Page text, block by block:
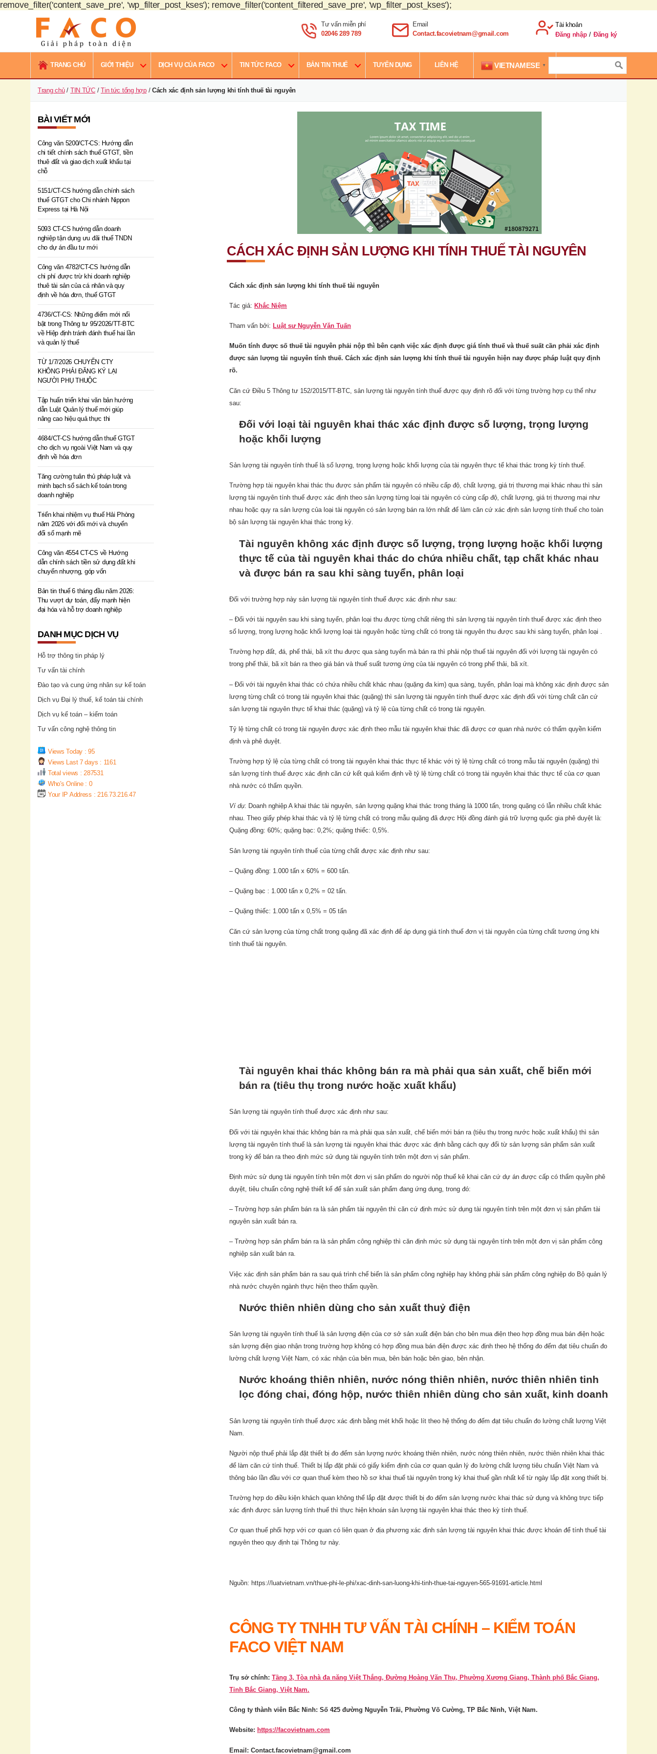
remove_filter('content_save_pre', 'wp_filter_post_kses'); remove_filter('content_filtered_save_pre', 'wp_filter_post_kses');
FACO
Việt
Nam
Tư vấn miễn phí
02046 289 789
Email
Contact.facovietnam@gmail.com
Tài khoản
Đăng nhập / Đăng ký
TRANG CHỦ GIỚI THIỆU DỊCH VỤ CỦA FACO TIN TỨC FACO BẢN TIN THUẾ TUYỂN DỤNG LIÊN HỆ VIETNAMESE ▼
Trang chủ/ TIN TỨC/Tin tức tổng hợp/ Cách xác định sản lượng khi tính thuế tài nguyên
CÁCH XÁC ĐỊNH SẢN LƯỢNG KHI TÍNH THUẾ TÀI NGUYÊN
Cách xác định sản lượng khi tính thuế tài nguyên
Tác giả: Khắc Niệm
Tham vấn bởi: Luật sư Nguyễn Văn Tuấn
Muốn tính được số thuế tài nguyên phải nộp thì bên cạnh việc xác định được giá tính thuế và thuế suất cần phải xác định
được sản lượng tài nguyên tính thuế. Cách xác định sản lượng khi tính thuế tài nguyên hiện nay được pháp luật quy định
rõ.
Căn cứ Điều 5 Thông tư 152/2015/TT-BTC, sản lượng tài nguyên tính thuế được quy định rõ đối với từng trường hợp cụ thể như
sau:
Đối với loại tài nguyên khai thác xác định được số lượng, trọng lượng
hoặc khối lượng
Sản lượng tài nguyên tính thuế là số lượng, trọng lượng hoặc khối lượng của tài nguyên thực tế khai thác trong kỳ tính thuế.
Trường hợp tài nguyên khai thác thu được sản phẩm tài nguyên có nhiều cấp độ, chất lượng, giá trị thương mại khác nhau thì sản
lượng tài nguyên tính thuế được xác định theo sản lượng từng loại tài nguyên có cùng cấp độ, chất lượng, giá trị thương mại như
nhau hoặc quy ra sản lượng của loại tài nguyên có sản lượng bán ra lớn nhất để làm căn cứ xác định sản lượng tính thuế cho toàn
bộ sản lượng tài nguyên khai thác trong kỳ.
Tài nguyên không xác định được số lượng, trọng lượng hoặc khối lượng
thực tế của tài nguyên khai thác do chứa nhiều chất, tạp chất khác nhau
và được bán ra sau khi sàng tuyển, phân loại
Đối với trường hợp này sản lượng tài nguyên tính thuế được xác định như sau:
– Đối với tài nguyên sau khi sàng tuyển, phân loại thu được từng chất riêng thì sản lượng tài nguyên tính thuế được xác định theo
số lượng, trọng lượng hoặc khối lượng loại tài nguyên hoặc từng chất có trong tài nguyên thu được sau khi sàng tuyển, phân loại .
Trường hợp đất, đá, phế thải, bã xít thu được qua sàng tuyển mà bán ra thì phải nộp thuế tài nguyên đối với lượng tài nguyên có
trong phế thải, bã xít bán ra theo giá bán và thuế suất tương ứng của tài nguyên có trong phế thải, bã xít.
– Đối với tài nguyên khai thác có chứa nhiều chất khác nhau (quặng đa kim) qua sàng, tuyển, phân loại mà không xác định được sản
lượng từng chất có trong tài nguyên khai thác (quặng) thì sản lượng tài nguyên tính thuế được xác định đối với từng chất căn cứ
sản lượng tài nguyên thực tế khai thác (quặng) và tỷ lệ của từng chất có trong tài nguyên.
Tỷ lệ từng chất có trong tài nguyên được xác định theo mẫu tài nguyên khai thác đã được cơ quan nhà nước có thẩm quyền kiểm
định và phê duyệt.
Trường hợp tỷ lệ của từng chất có trong tài nguyên khai thác thực tế khác với tỷ lệ từng chất có trong mẫu tài nguyên (quặng) thì
sản lượng tính thuế được xác định căn cứ kết quả kiểm định về tỷ lệ từng chất có trong tài nguyên khai thác thực tế của cơ quan
nhà nước có thẩm quyền.
Ví dụ: Doanh nghiệp A khai thác tài nguyên, sản lượng quặng khai thác trong tháng là 1000 tấn, trong quặng có lẫn nhiều chất khác
nhau. Theo giấy phép khai thác và tỷ lệ từng chất có trong mẫu quặng đã được Hội đồng đánh giá trữ lượng quốc gia phê duyệt là:
Quặng đồng: 60%; quặng bạc: 0,2%; quặng thiếc: 0,5%.
Sản lượng tài nguyên tính thuế của từng chất được xác định như sau:
– Quặng đồng: 1.000 tấn x 60% = 600 tấn.
– Quặng bạc : 1.000 tấn x 0,2% = 02 tấn.
– Quặng thiếc: 1.000 tấn x 0,5% = 05 tấn
Căn cứ sản lượng của từng chất trong quặng đã xác định để áp dụng giá tính thuế đơn vị tài nguyên của từng chất tương ứng khi
tính thuế tài nguyên.
Tài nguyên khai thác không bán ra mà phải qua sản xuất, chế biến mới
bán ra (tiêu thụ trong nước hoặc xuất khẩu)
Sản lượng tài nguyên tính thuế được xác định như sau:
Đối với tài nguyên khai thác không bán ra mà phải qua sản xuất, chế biến mới bán ra (tiêu thụ trong nước hoặc xuất khẩu) thì sản
lượng tài nguyên tính thuế là sản lượng tài nguyên khai thác được xác định bằng cách quy đổi từ sản lượng sản phẩm sản xuất
trong kỳ để bán ra theo định mức sử dụng tài nguyên tính trên một đơn vị sản phẩm.
Định mức sử dụng tài nguyên tính trên một đơn vị sản phẩm do người nộp thuế kê khai căn cứ dự án được cấp có thẩm quyền phê
duyệt, tiêu chuẩn công nghệ thiết kế để sản xuất sản phẩm đang ứng dụng, trong đó:
– Trường hợp sản phẩm bán ra là sản phẩm tài nguyên thì căn cứ định mức sử dụng tài nguyên tính trên một đơn vị sản phẩm tài
nguyên sản xuất bán ra.
– Trường hợp sản phẩm bán ra là sản phẩm công nghiệp thì căn định mức sử dụng tài nguyên tính trên một đơn vị sản phẩm công
nghiệp sản xuất bán ra.
Việc xác định sản phẩm bán ra sau quá trình chế biến là sản phẩm công nghiệp hay không phải sản phẩm công nghiệp do Bộ quản lý
nhà nước chuyên ngành thực hiện theo thẩm quyền.
Nước thiên nhiên dùng cho sản xuất thuỷ điện
Sản lượng tài nguyên tính thuế là sản lượng điện của cơ sở sản xuất điện bán cho bên mua điện theo hợp đồng mua bán điện hoặc
sản lượng điện giao nhận trong trường hợp không có hợp đồng mua bán điện được xác định theo hệ thống đo đếm đạt tiêu chuẩn đo
lường chất lượng Việt Nam, có xác nhận của bên mua, bên bán hoặc bên giao, bên nhận.
Nước khoáng thiên nhiên, nước nóng thiên nhiên, nước thiên nhiên tinh
lọc đóng chai, đóng hộp, nước thiên nhiên dùng cho sản xuất, kinh doanh
Sản lượng tài nguyên tính thuế được xác định bằng mét khối hoặc lít theo hệ thống đo đếm đạt tiêu chuẩn đo lường chất lượng Việt
Nam.
Người nộp thuế phải lắp đặt thiết bị đo đếm sản lượng nước khoáng thiên nhiên, nước nóng thiên nhiên, nước thiên nhiên khai thác
để làm căn cứ tính thuế. Thiết bị lắp đặt phải có giấy kiểm định của cơ quan quản lý đo lường chất lượng tiêu chuẩn Việt Nam và
thông báo lần đầu với cơ quan thuế kèm theo hồ sơ khai thuế tài nguyên trong kỳ khai thuế gần nhất kể từ ngày lắp đặt xong thiết bị.
Trường hợp do điều kiện khách quan không thể lắp đặt được thiết bị đo đếm sản lượng nước khai thác sử dụng và không trực tiếp
xác định được sản lượng tính thuế thì thực hiện khoán sản lượng tài nguyên khai thác theo kỳ tính thuế.
Cơ quan thuế phối hợp với cơ quan có liên quan ở địa phương xác định sản lượng tài nguyên khai thác được khoán để tính thuế tài
nguyên theo quy định tại Thông tư này.
Nguồn: https://luatvietnam.vn/thue-phi-le-phi/xac-dinh-san-luong-khi-tinh-thue-tai-nguyen-565-91691-article.html
CÔNG TY TNHH TƯ VẤN TÀI CHÍNH – KIỂM TOÁN
FACO VIỆT NAM
Trụ sở chính: Tầng 3, Tòa nhà đa năng Việt Thắng, Đường Hoàng Văn Thụ, Phường Xương Giang, Thành phố Bắc Giang,
Tỉnh Bắc Giang, Việt Nam.
Công ty thành viên Bắc Ninh: Số 425 đường Nguyễn Trãi, Phường Võ Cường, TP Bắc Ninh, Việt Nam.
Website: https://facovietnam.com
Email: Contact.facovietnam@gmail.com
BÀI VIẾT MỚI
Công văn 5200/CT-CS: Hướng dẫn
chi tiết chính sách thuế GTGT, tiền
thuê đất và giao dịch xuất khẩu tại
chỗ
5151/CT-CS hướng dẫn chính sách
thuế GTGT cho Chi nhánh Nippon
Express tại Hà Nội
5093 CT-CS hướng dẫn doanh
nghiệp tận dụng ưu đãi thuế TNDN
cho dự án đầu tư mới
Công văn 4782/CT-CS hướng dẫn
chi phí được trừ khi doanh nghiệp
thuê tài sản của cá nhân và quy
định về hóa đơn, thuế GTGT
4736/CT-CS: Những điểm mới nổi
bật trong Thông tư 95/2026/TT-BTC
về Hiệp định tránh đánh thuế hai lần
và quản lý thuế
TỪ 1/7/2026 CHUYỂN CTY
KHÔNG PHẢI ĐĂNG KÝ LẠI
NGƯỜI PHỤ THUỘC
Tập huấn triển khai văn bản hướng
dẫn Luật Quản lý thuế mới giúp
nâng cao hiệu quả thực thi
4684/CT-CS hướng dẫn thuế GTGT
cho dịch vụ ngoài Việt Nam và quy
định về hóa đơn
Tăng cường tuân thủ pháp luật và
minh bạch sổ sách kế toán trong
doanh nghiệp
Triển khai nhiệm vụ thuế Hải Phòng
năm 2026 với đổi mới và chuyển
đổi số mạnh mẽ
Công văn 4554 CT-CS về Hướng
dẫn chính sách tiền sử dụng đất khi
chuyển nhượng, góp vốn
Bản tin thuế 6 tháng đầu năm 2026:
Thu vượt dự toán, đẩy mạnh hiện
đại hóa và hỗ trợ doanh nghiệp
DANH MỤC DỊCH VỤ
Hỗ trợ thông tin pháp lý
Tư vấn tài chính
Đào tạo và cung ứng nhân sự kế toán
Dịch vụ Đại lý thuế, kế toán tài chính
Dịch vụ kế toán – kiểm toán
Tư vấn công nghệ thông tin
Views Today : 95
Views Last 7 days : 1161
Total views : 287531
Who's Online : 0
Your IP Address : 216.73.216.47